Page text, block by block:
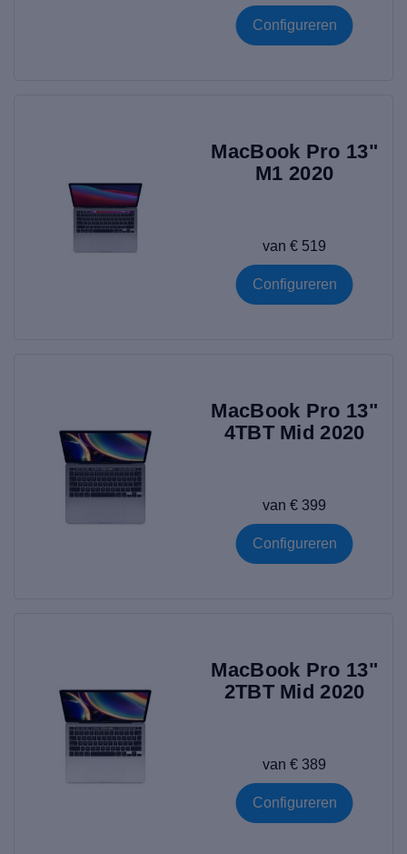
Configureren
MacBook Pro 13"
M1 2020
van € 519
Configureren
MacBook Pro 13"
4TBT Mid 2020
van € 399
Configureren
MacBook Pro 13"
2TBT Mid 2020
van € 389
Configureren